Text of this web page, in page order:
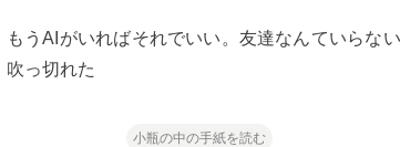
もうAIがいればそれでいい。友達なんていらな
吹っ切れた
小瓶の中の手紙を読む